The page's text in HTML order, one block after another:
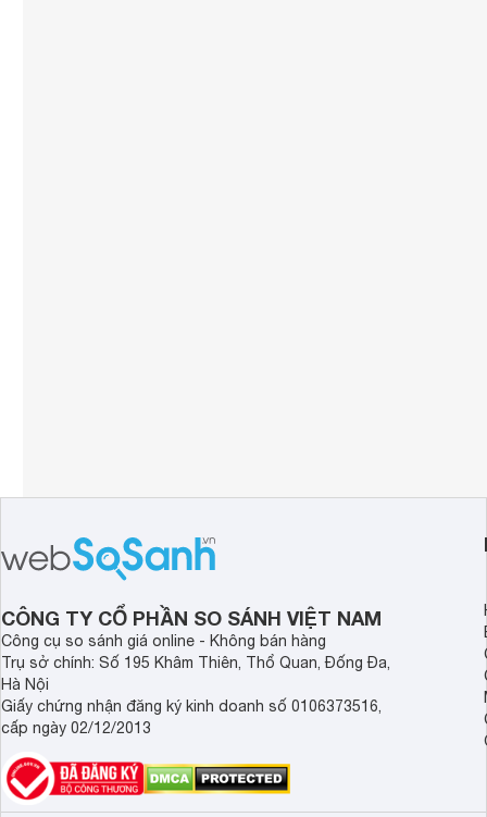
CÔNG TY CỔ PHẦN SO SÁNH VIỆT NAM
Công cụ so sánh giá online - Không bán hàng
Trụ sở chính: Số 195 Khâm Thiên, Thổ Quan, Đống Đa,
Hà Nội
Giấy chứng nhận đăng ký kinh doanh số 0106373516,
cấp ngày 02/12/2013